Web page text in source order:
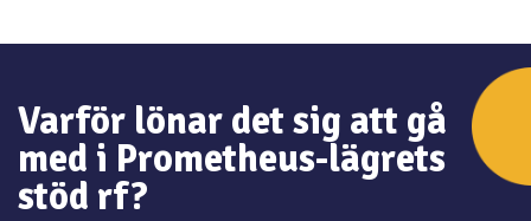
Varför lönar det sig att gå
med i Prometheus-lägrets
stöd rf?